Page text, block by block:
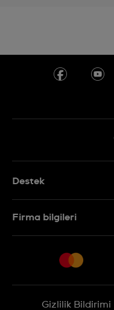
Destek
İade Politikası
Firma bilgileri
Gizlilik Bildirimi